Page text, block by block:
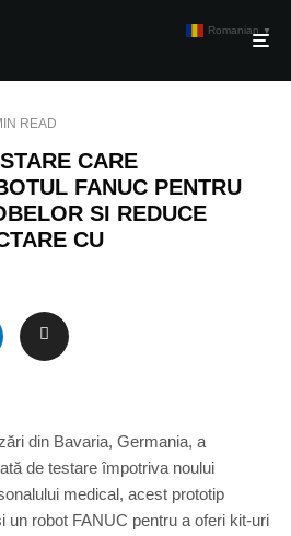
READ
CARE
FANUC PENTRU
SI REDUCE
CU
din Bavaria, Germania, a
de testare împotriva noului
medical, acest prototip
un robot FANUC pentru a oferi kit-uri
Romanian ▼